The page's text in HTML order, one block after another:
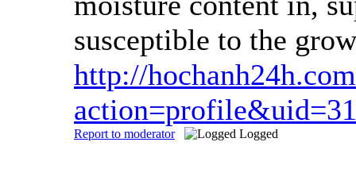
susceptible to the
http://
Report to moderator Logged